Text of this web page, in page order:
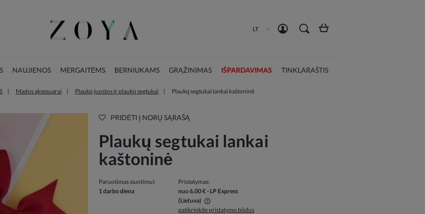
LT
NAUJIENOS MERGAITĖMS BERNIUKAMS GRĄŽINIMAS IŠPARDAVIMAS TINKLARAŠTIS
Mados aksesuarai Plaukų juostos ir plaukų segtukai Plaukų segtukai lankai kaštoninė
PRIDĖTI Į NORŲ SĄRAŠĄ
Plaukų segtukai lankai
kaštoninė
Paruošimas siuntimui:
1 darbo diena
Pristatymas:
nuo 6,00 €- LP Express
(Lietuva)
patikrinkite pristatymo būdus